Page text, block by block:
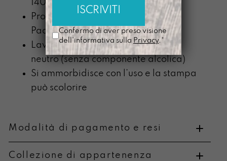
140cm
Prodotta nel nostro laboratorio di
Padova
Lavabile a mano con detergente
neutro (senza componente alcolica)
Si ammorbidisce con l’uso e la stampa
può scolorire
Modalità di pagamento e resi
Collezione di appartenenza
Confermo di aver preso visione
dell'informativa sulla Privacy.*